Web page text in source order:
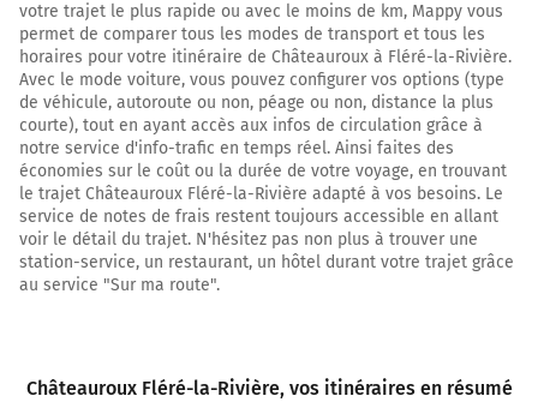
Au rond-point, prendre la 1ère sortie sur D943 (Avenue
François Mitterrand) et continuer sur 600 mètres
Avenue du Pont Neuf
Au rond-point, prendre la 3ème sortie sur D943 (Avenue
de Tours) et continuer sur 1,8 kilomètre
1,6 km
Tourner légèrement à droite sur D943 (Avenue de Tours)
et continuer sur 1,2 kilomètre
3,5 km
Continuer N143 D64b (N143) sur 1 kilomètre
votre trajet le plus rapide ou avec le moins de km, Mappy vous
permet de comparer tous les modes de transport et tous les
horaires pour votre itinéraire de Châteauroux à Fléré-la-Rivière.
Avec le mode voiture, vous pouvez configurer vos options (type
de véhicule, autoroute ou non, péage ou non, distance la plus
courte), tout en ayant accès aux infos de circulation grâce à
notre service d'info-trafic en temps réel. Ainsi faites des
économies sur le coût ou la durée de votre voyage, en trouvant
le trajet Châteauroux Fléré-la-Rivière adapté à vos besoins. Le
service de notes de frais restent toujours accessible en allant
voir le détail du trajet. N'hésitez pas non plus à trouver une
station-service, un restaurant, un hôtel durant votre trajet grâce
au service "Sur ma route".
Châteauroux Fléré-la-Rivière, vos itinéraires en résumé